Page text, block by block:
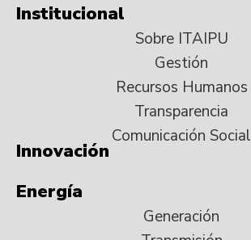
Institucional
Sobre ITAIPU
Gestión
Recursos Humanos
Transparencia
Comunicación Social
Innovación
Energía
Generación